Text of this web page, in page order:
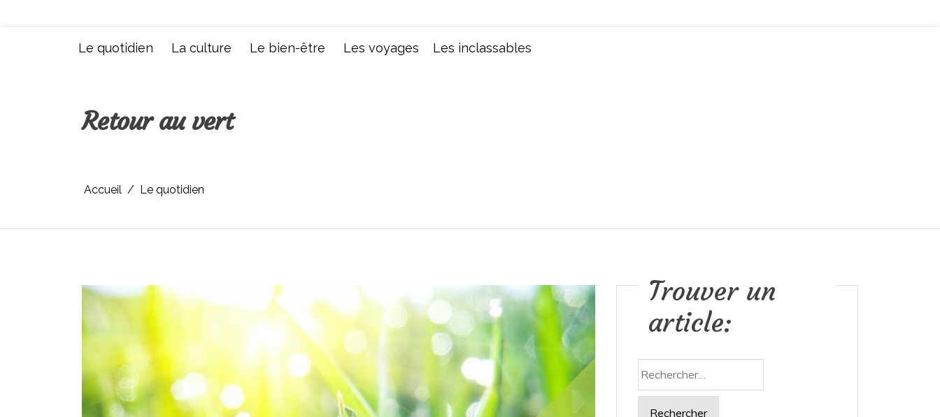
Le quotidien La culture Le bien-être Les voyages Les inclassables
Retour au vert
Accueil Le quotidien
Trouver un
article: